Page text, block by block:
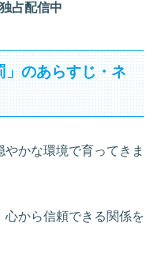
占配信中
」のあらすじ・ネ
かな環境で育ってきま
から信頼できる関係を